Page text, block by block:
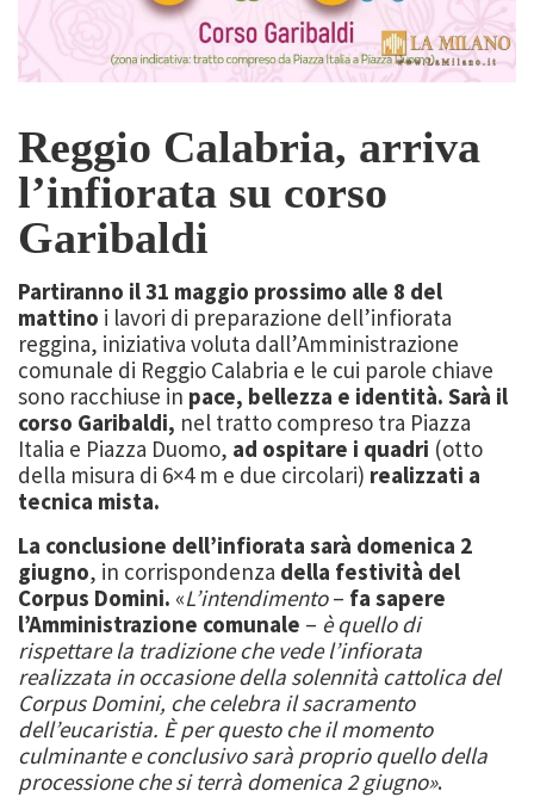
Reggio Calabria, arriva
l’infiorata su corso
Garibaldi
Partiranno il 31 maggio prossimo alle 8 del
mattino i lavori di preparazione dell’infiorata
reggina, iniziativa voluta dall’Amministrazione
comunale di Reggio Calabria e le cui parole chiave
sono racchiuse in pace, bellezza e identità. Sarà il
corso Garibaldi, nel tratto compreso tra Piazza
Italia e Piazza Duomo, ad ospitare i quadri (otto
della misura di 6×4 m e due circolari) realizzati a
tecnica mista.
La conclusione dell’infiorata sarà domenica 2
giugno, in corrispondenza della festività del
Corpus Domini. «L’intendimento– fa sapere
l’Amministrazione comunale – è quello di
rispettare la tradizione che vede l’infiorata
realizzata in occasione della solennità cattolica del
Corpus Domini, che celebra il sacramento
dell’eucaristia. È per questo che il momento
culminante e conclusivo sarà proprio quello della
processione che si terrà domenica 2 giugno».